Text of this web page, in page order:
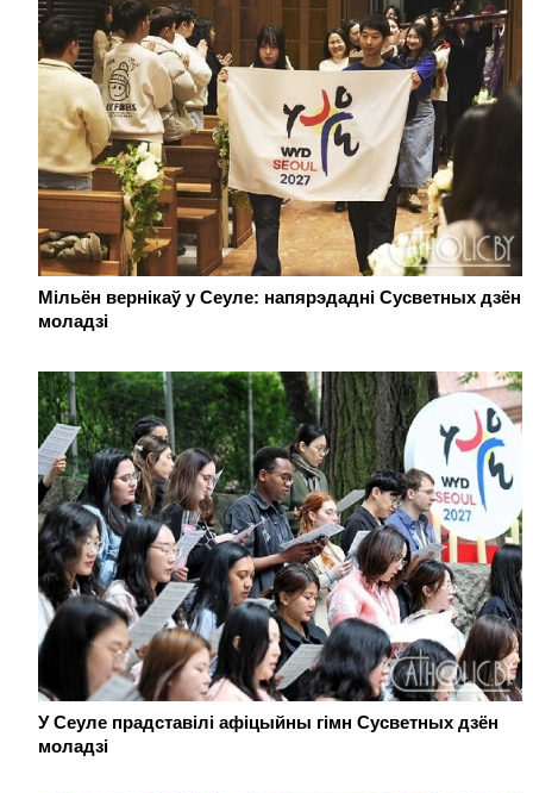
Мільён вернікаў у Сеуле: напярэдадні Сусветных дзён
моладзі
У Сеуле прадставілі афіцыйны гімн Сусветных дзён
моладзі